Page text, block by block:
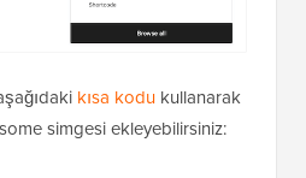
kısa kodu kullanarak
simgesi ekleyebilirsiniz: